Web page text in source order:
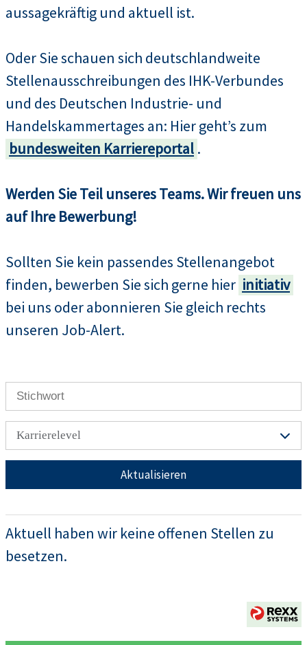
aussagekräftig und aktuell ist.
Oder Sie schauen sich deutschlandweite
Stellenausschreibungen des IHK-Verbundes
und des Deutschen Industrie- und
Handelskammertages an: Hier geht’s zum
bundesweiten Karriereportal .
Werden Sie Teil unseres Teams. Wir freuen uns
auf Ihre Bewerbung!
Sollten Sie kein passendes Stellenangebot
finden, bewerben Sie sich gerne hier initiativ
bei uns oder abonnieren Sie gleich rechts
unseren Job-Alert.
Karrierelevel
Aktualisieren
Aktuell haben wir keine offenen Stellen zu
besetzen.